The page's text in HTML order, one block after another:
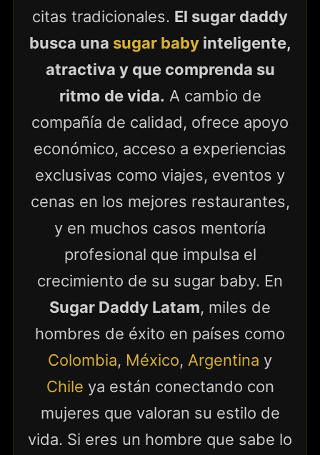
citas tradicionales. El sugar daddy
busca una sugar babyinteligente,
atractiva y que comprenda su
ritmo de vida. A cambio de
compañía de calidad, ofrece apoyo
económico, acceso a experiencias
exclusivas como viajes, eventos y
cenas en los mejores restaurantes,
y en muchos casos mentoría
profesional que impulsa el
crecimiento de su sugar baby. En
Sugar Daddy Latam, miles de
hombres de éxito en países como
Colombia, México, Argentina y
Chile ya están conectando con
mujeres que valoran su estilo de
vida. Si eres un hombre que sabe lo